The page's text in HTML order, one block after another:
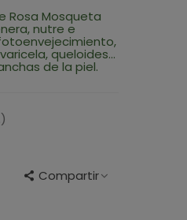
Rosa Mosqueta
nutre e
queloides...
de la piel.
Compartir